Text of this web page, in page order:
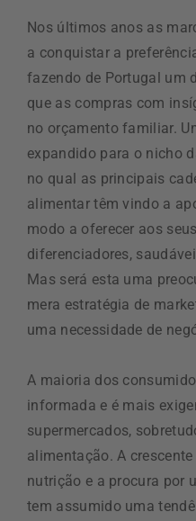
Nos últimos anos as
a conquistar a
fazendo de Portugal um
que as compras com
no orçamento familiar.
expandido para o nicho
no qual as principais
alimentar têm vindo a
modo a oferecer aos
diferenciadores,
Mas será esta uma
mera estratégia de
uma necessidade de
A maioria dos
informada e é mais
supermercados,
alimentação. A
nutrição e a procura por
tem assumido uma